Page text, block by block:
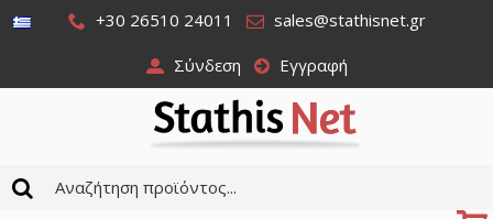
+30 26510 24011 sales@stathisnet.gr
Σύνδεση Εγγραφή